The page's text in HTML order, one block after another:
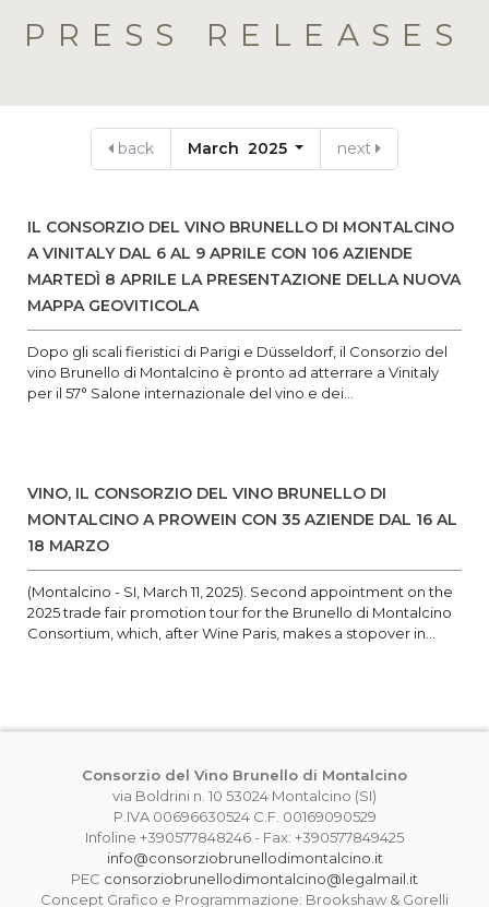
PRESS RELEASES
back March 2025 next
IL CONSORZIO DEL VINO BRUNELLO DI MONTALCINO
A VINITALY DAL 6 AL 9 APRILE CON 106 AZIENDE
MARTEDÌ 8 APRILE LA PRESENTAZIONE DELLA NUOVA
MAPPA GEOVITICOLA
Dopo gli scali fieristici di Parigi e Düsseldorf, il Consorzio del
vino Brunello di Montalcino è pronto ad atterrare a Vinitaly
per il 57° Salone internazionale del vino e dei...
VINO, IL CONSORZIO DEL VINO BRUNELLO DI
MONTALCINO A PROWEIN CON 35 AZIENDE DAL 16 AL
18 MARZO
(Montalcino - SI, March 11, 2025). Second appointment on the
2025 trade fair promotion tour for the Brunello di Montalcino
Consortium, which, after Wine Paris, makes a stopover in...
Consorzio del Vino Brunello di Montalcino
via Boldrini n. 10 53024 Montalcino (SI)
P.IVA 00696630524 C.F. 00169090529
Infoline +390577848246 - Fax: +390577849425
info@consorziobrunellodimontalcino.it
PEC consorziobrunellodimontalcino@legalmail.it
Concept Grafico e Programmazione: Brookshaw & Gorelli